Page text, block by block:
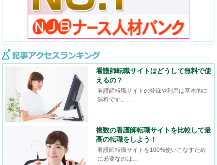
看護師転職サイトはどうして無料で使
えるの？
看護師転職サイトの登録や利用は基本的に
無料です。…
複数の看護師転職サイトを比較して最
高の転職をしよう！
看護師転職サイトを100%使いこなすため
に必要なのは…